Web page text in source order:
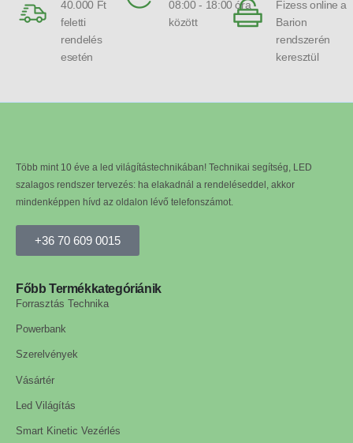
40.000 Ft
feletti
rendelés
esetén
08:00 - 18:00 óra
között
Fizess online a
Barion
rendszerén
keresztül
Több mint 10 éve a led világítástechnikában! Technikai segítség, LED
szalagos rendszer tervezés: ha elakadnál a rendeléseddel, akkor
mindenképpen hívd az oldalon lévő telefonszámot.
+36 70 609 0015
Főbb Termékkategóriánik
Forrasztás Technika
Powerbank
Szerelvények
Vásártér
Led Világítás
Smart Kinetic Vezérlés